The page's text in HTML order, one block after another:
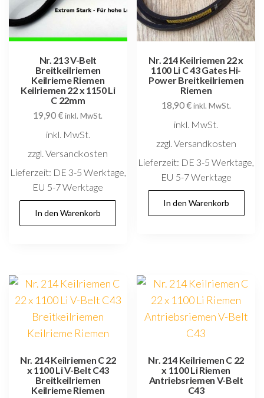
Nr. 213 V-Belt
Breitkeilriemen
Keilrieme Riemen
Keilriemen 22 x 1150 Li
C 22mm
19,90€ inkl. MwSt.
inkl. MwSt.
zzgl. Versandkosten
Lieferzeit: DE 3-5 Werktage,
EU 5-7 Werktage
In den Warenkorb
Nr. 214 Keilriemen 22 x
1100 Li C 43 Gates Hi-
Power Breitkeilriemen
Riemen
18,90€ inkl. MwSt.
inkl. MwSt.
zzgl. Versandkosten
Lieferzeit: DE 3-5 Werktage,
EU 5-7 Werktage
In den Warenkorb
Nr. 214 Keilriemen C 22
x 1100 Li V-Belt C43
Breitkeilriemen
Keilrieme Riemen
Nr. 214 Keilriemen C 22
x 1100 Li Riemen
Antriebsriemen V-Belt
C43